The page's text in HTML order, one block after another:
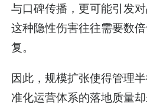
与口碑传播，更可能引发
这种隐性伤害往往需要数
复。
因此，规模扩张使得管理
准化运营体系的落地质量